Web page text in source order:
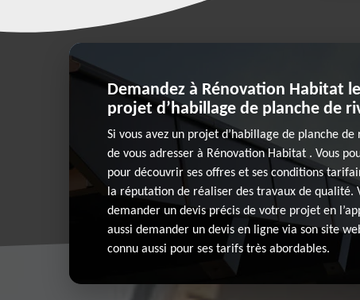
Demandez à Rénovation Habitat
projet d’habillage de planche de
Si vous avez un projet d’habillage de planche
de vous adresser à Rénovation Habitat . Vous
pour découvrir ses offres et ses conditions
la réputation de réaliser des travaux de qualité.
demander un devis précis de votre projet en
aussi demander un devis en ligne via son site
connu aussi pour ses tarifs très abordables.